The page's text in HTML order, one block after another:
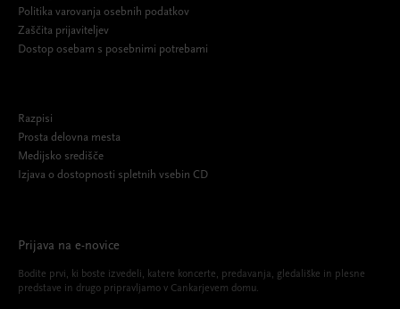
Politika varovanja osebnih podatkov
Zaščita prijaviteljev
Dostop osebam s posebnimi potrebami
Razpisi
Prosta delovna mesta
Medijsko središče
Izjava o dostopnosti spletnih vsebin CD
Prijava na e-novice
Bodite prvi, ki boste izvedeli, katere koncerte, predavanja, gledališke in plesne
predstave in drugo pripravljamo v Cankarjevem domu.